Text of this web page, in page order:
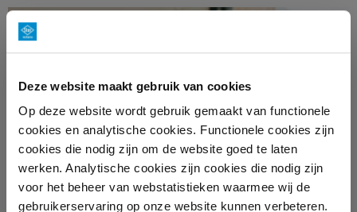
Deze website maakt gebruik van cookies
Op deze website wordt gebruik gemaakt van functionele
cookies en analytische cookies. Functionele cookies zijn
cookies die nodig zijn om de website goed te laten
werken. Analytische cookies zijn cookies die nodig zijn
voor het beheer van webstatistieken waarmee wij de
gebruikerservaring op onze website kunnen verbeteren.
DE HARTSTICHTING